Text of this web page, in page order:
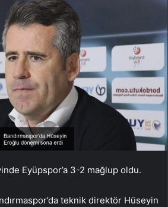
Eyüpspor’a 3-2 mağlup oldu.
teknik direktör Hüseyin